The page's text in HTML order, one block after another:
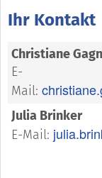
Ihr Kontakt
Christiane
E-
Mail:
Julia Brinker
E-Mail: